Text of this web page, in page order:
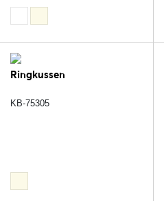
Ringkussen
KB-75305